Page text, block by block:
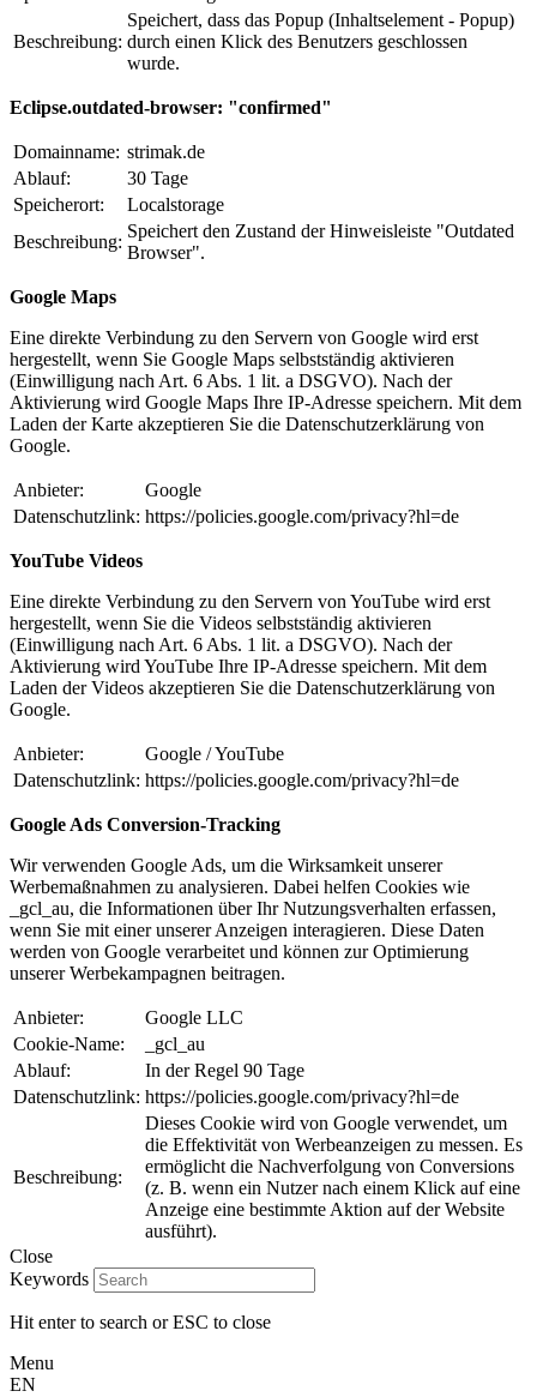
Beschreibung:
Speichert, dass das Popup (Inhaltselement - Popup)
durch einen Klick des Benutzers geschlossen
wurde.
Eclipse.outdated-browser: "confirmed"
Domainname: strimak.de
Ablauf:
30 Tage
Speicherort:
Localstorage
Beschreibung:
Speichert den Zustand der Hinweisleiste "Outdated
Browser".
Google Maps
Eine direkte Verbindung zu den Servern von Google wird erst
hergestellt, wenn Sie Google Maps selbstständig aktivieren
(Einwilligung nach Art. 6 Abs. 1 lit. a DSGVO). Nach der
Aktivierung wird Google Maps Ihre IP-Adresse speichern. Mit dem
Laden der Karte akzeptieren Sie die Datenschutzerklärung von
Google.
Anbieter:
Google
Datenschutzlink: https://policies.google.com/privacy?hl=de
YouTube Videos
Eine direkte Verbindung zu den Servern von YouTube wird erst
hergestellt, wenn Sie die Videos selbstständig aktivieren
(Einwilligung nach Art. 6 Abs. 1 lit. a DSGVO). Nach der
Aktivierung wird YouTube Ihre IP-Adresse speichern. Mit dem
Laden der Videos akzeptieren Sie die Datenschutzerklärung von
Google.
Anbieter:
Google / YouTube
Datenschutzlink: https://policies.google.com/privacy?hl=de
Google Ads Conversion-Tracking
Wir verwenden Google Ads, um die Wirksamkeit unserer
Werbemaßnahmen zu analysieren. Dabei helfen Cookies wie
_gcl_au, die Informationen über Ihr Nutzungsverhalten erfassen,
wenn Sie mit einer unserer Anzeigen interagieren. Diese Daten
werden von Google verarbeitet und können zur Optimierung
unserer Werbekampagnen beitragen.
Anbieter:
Google LLC
Cookie-Name:
_gcl_au
Ablauf:
In der Regel 90 Tage
Datenschutzlink: https://policies.google.com/privacy?hl=de
Beschreibung:
Dieses Cookie wird von Google verwendet, um
die Effektivität von Werbeanzeigen zu messen. Es
ermöglicht die Nachverfolgung von Conversions
(z. B. wenn ein Nutzer nach einem Klick auf eine
Anzeige eine bestimmte Aktion auf der Website
ausführt).
Close
Keywords
Hit enter to search or ESC to close
Menu
EN